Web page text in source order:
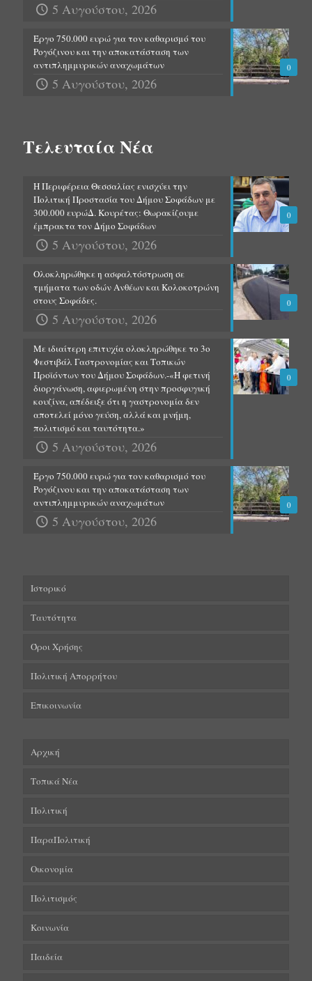
5 Αυγούστου, 2026
0
Έργο 750.000 ευρώ για τον καθαρισμό του
Ρογόζινου και την αποκατάσταση των
αντιπλημμυρικών αναχωμάτων
5 Αυγούστου, 2026
Τελευταία Νέα
0
Η Περιφέρεια Θεσσαλίας ενισχύει την
Πολιτική Προστασία του Δήμου Σοφάδων με
300.000 ευρώΔ. Κουρέτας: Θωρακίζουμε
έμπρακτα τον Δήμο Σοφάδων
5 Αυγούστου, 2026
0
Ολοκληρώθηκε η ασφαλτόστρωση σε
τμήματα των οδών Ανθέων και Κολοκοτρώνη
στους Σοφάδες.
5 Αυγούστου, 2026
0
Με ιδιαίτερη επιτυχία ολοκληρώθηκε το 3ο
Φεστιβάλ Γαστρονομίας και Τοπικών
Προϊόντων του Δήμου Σοφάδων.-«Η φετινή
διοργάνωση, αφιερωμένη στην προσφυγική
κουζίνα, απέδειξε ότι η γαστρονομία δεν
αποτελεί μόνο γεύση, αλλά και μνήμη,
πολιτισμό και ταυτότητα.»
5 Αυγούστου, 2026
0
Έργο 750.000 ευρώ για τον καθαρισμό του
Ρογόζινου και την αποκατάσταση των
αντιπλημμυρικών αναχωμάτων
5 Αυγούστου, 2026
Ιστορικό
Ταυτότητα
Όροι Χρήσης
Πολιτική Απορρήτου
Επικοινωνία
Αρχική
Τοπικά Νέα
Πολιτική
ΠαραΠολιτική
Οικονομία
Πολιτισμός
Κοινωνία
Παιδεία